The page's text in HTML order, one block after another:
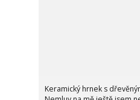
Keramický hrnek s